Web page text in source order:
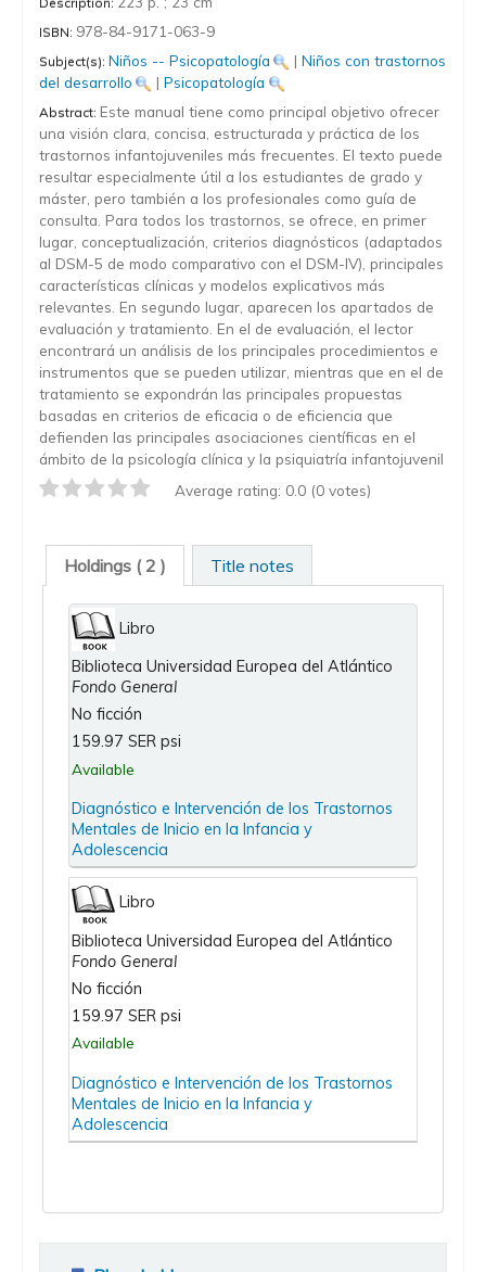
ISBN: 978-84-9171-063-9
Subject(s): Niños -- Psicopatología |Niños con trastornos
del desarrollo
|Psicopatología
Abstract: Este manual tiene como principal objetivo ofrecer
una visión clara, concisa, estructurada y práctica de los
trastornos infantojuveniles más frecuentes. El texto puede
resultar especialmente útil a los estudiantes de grado y
máster, pero también a los profesionales como guía de
consulta. Para todos los trastornos, se ofrece, en primer
lugar, conceptualización, criterios diagnósticos (adaptados
al DSM-5 de modo comparativo con el DSM-IV), principales
características clínicas y modelos explicativos más
relevantes. En segundo lugar, aparecen los apartados de
evaluación y tratamiento. En el de evaluación, el lector
encontrará un análisis de los principales procedimientos e
instrumentos que se pueden utilizar, mientras que en el de
tratamiento se expondrán las principales propuestas
basadas en criterios de eficacia o de eficiencia que
defienden las principales asociaciones científicas en el
ámbito de la psicología clínica y la psiquiatría infantojuvenil
Average rating: 0.0 (0 votes)
Holdings ( 2 ) Title notes
Libro
Biblioteca Universidad Europea del Atlántico
Fondo General
No ficción
159.97 SER psi
Available
Diagnóstico e Intervención de los Trastornos
Mentales de Inicio en la Infancia y
Adolescencia
Libro
Biblioteca Universidad Europea del Atlántico
Fondo General
No ficción
159.97 SER psi
Available
Diagnóstico e Intervención de los Trastornos
Mentales de Inicio en la Infancia y
Adolescencia